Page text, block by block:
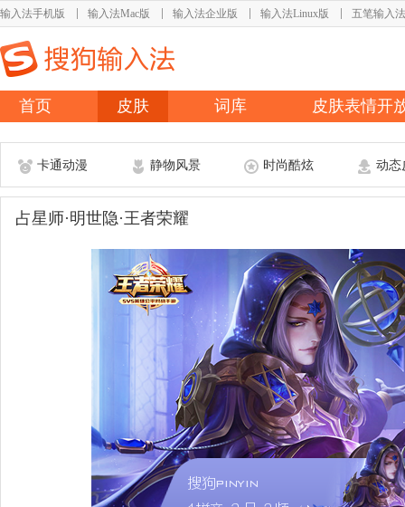
输入法手机版 输入法Mac版 输入法企业版 输入法Linux版 五笔输入法
首页 皮肤 词库 皮肤表情开
卡通动漫 静物风景 时尚酷炫 动态
占星师·明世隐·王者荣耀